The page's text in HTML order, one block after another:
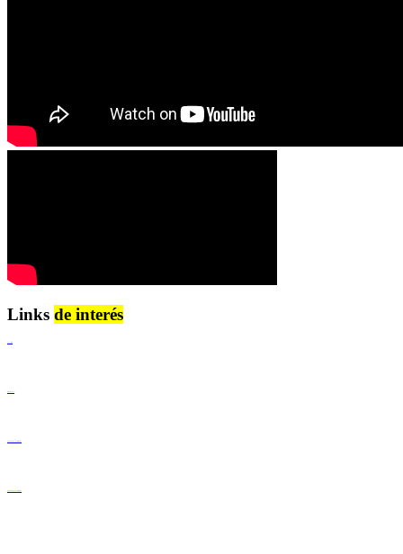
Links de interés